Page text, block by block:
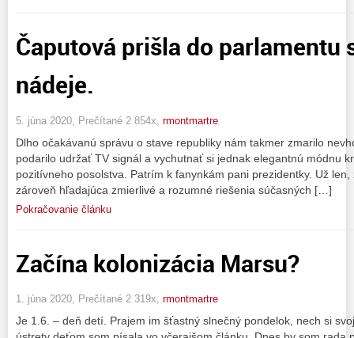
Čaputová prišla do parlamentu
nádeje.
5. júna 2020, Prečítané 2 854x, rmontmartre
Dlho očakávanú správu o stave republiky nám takmer zmarilo
podarilo udržať TV signál a vychutnať si jednak elegantnú módnu
pozitívneho posolstva. Patrím k fanynkám pani prezidentky. Už
zároveň hľadajúca zmierlivé a rozumné riešenia súčasných […]
Pokračovanie článku
Začína kolonizácia Marsu?
1. júna 2020, Prečítané 2 319x, rmontmartre
Je 1.6. – deň detí. Prajem im šťastný slnečný pondelok, nech si